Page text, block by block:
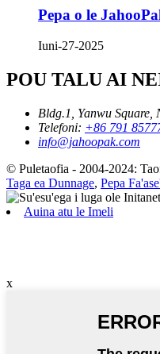
Pepa o le
Iuni-27-2025
POU TALU AI
Bldg.1, Yanwu Square,
Telefoni: +86 791
info@jahoopak.com
© Puletaofia - 2004-2024:
Taga ea Dunnage, Pepa
Auina atu le Imeli
x